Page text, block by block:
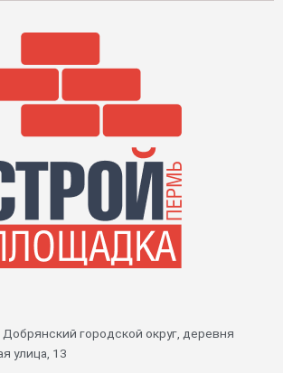
городской округ, деревня
улица, 13